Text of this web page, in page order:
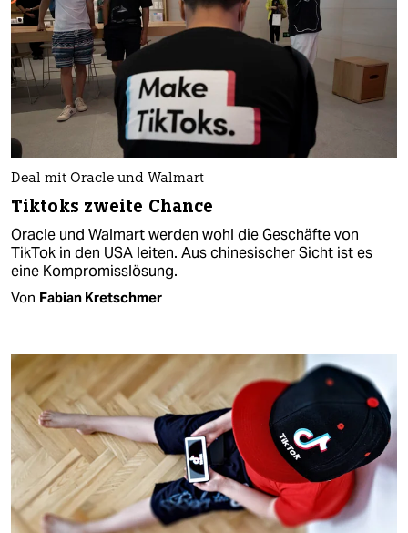
Deal mit Oracle und Walmart
Tiktoks zweite Chance
Oracle und Walmart werden wohl die Geschäfte von
TikTok in den USA leiten. Aus chinesischer Sicht ist es
eine Kompromisslösung.
Von Fabian Kretschmer